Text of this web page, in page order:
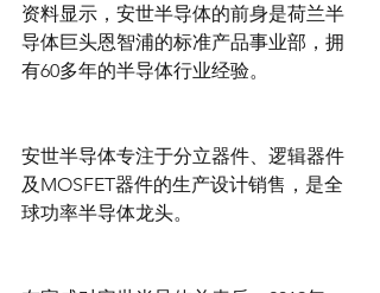
资料显示，安世半导体的前身是荷兰半
导体巨头恩智浦的标准产品事业部，拥
有60多年的半导体行业经验。
安世半导体专注于分立器件、逻辑器件
及MOSFET器件的生产设计销售，是全
球功率半导体龙头。